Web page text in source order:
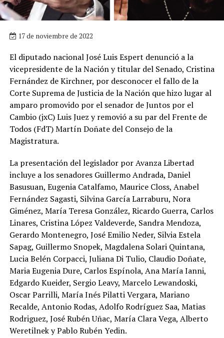
17 de noviembre de 2022
El diputado nacional José Luis Espert denunció a la
vicepresidente de la Nación y titular del Senado, Cristina
Fernández de Kirchner, por desconocer el fallo de la
Corte Suprema de Justicia de la Nación que hizo lugar al
amparo promovido por el senador de Juntos por el
Cambio (jxC) Luis Juez y removió a su par del Frente de
Todos (FdT) Martín Doñate del Consejo de la
Magistratura.
La presentación del legislador por Avanza Libertad
incluye a los senadores Guillermo Andrada, Daniel
Basusuan, Eugenia Catalfamo, Maurice Closs, Anabel
Fernández Sagasti, Silvina García Larraburu, Nora
Giménez, María Teresa González, Ricardo Guerra, Carlos
Linares, Cristina López Valdeverde, Sandra Mendoza,
Gerardo Montenegro, José Emilio Neder, Silvia Estela
Sapag, Guillermo Snopek, Magdalena Solari Quintana,
Lucia Belén Corpacci, Juliana Di Tulio, Claudio Doñate,
Maria Eugenia Dure, Carlos Espínola, Ana María Ianni,
Edgardo Kueider, Sergio Leavy, Marcelo Lewandoski,
Oscar Parrilli, María Inés Pilatti Vergara, Mariano
Recalde, Antonio Rodas, Adolfo Rodríguez Saa, Matias
Rodriguez, José Rubén Uñac, María Clara Vega, Alberto
Weretilnek y Pablo Rubén Yedin.